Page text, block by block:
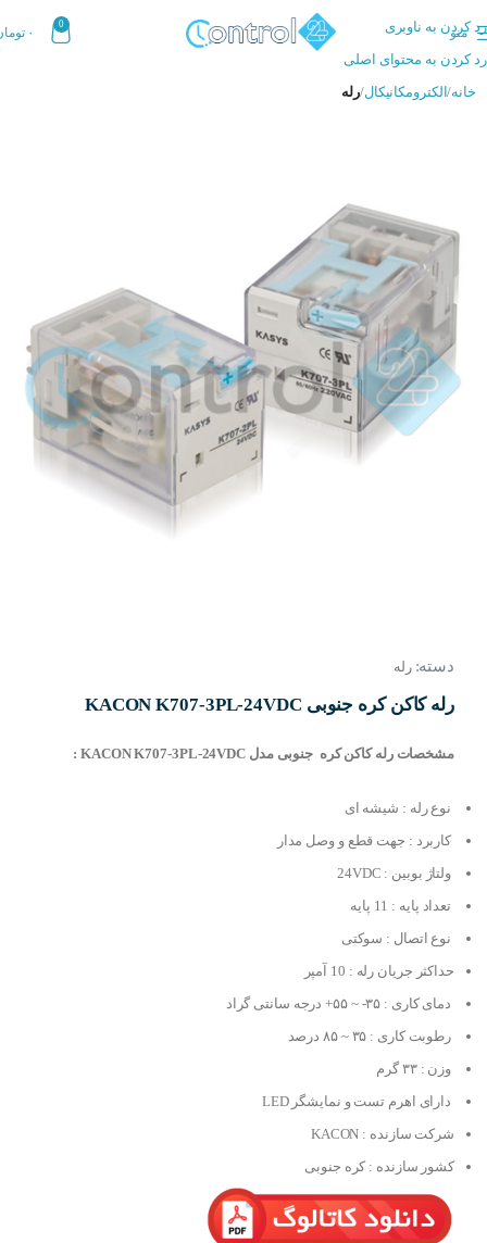
رد کردن به ناوبری
رد کردن به محتوای اصلی
منو
0
۰
خانه الکترومکانیکال رله
دسته: رله
رله کاکن کره جنوبی KACON K707-3PL-24VDC
مشخصات رله کاکن کره جنوبی مدل KACON K707-3PL-24VDC :
نوع رله : شیشه ای
کاربرد : جهت قطع و وصل مدار
ولتاژ بوبین : 24VDC
تعداد پایه : 11 پایه
نوع اتصال : سوکتی
حداکثر جریان رله : 10 آمپر
دمای کاری : ۳۵- ~ ۵۵+ درجه سانتی گراد
رطوبت کاری : ۳۵ ~ ۸۵ درصد
وزن : ۳۳ گرم
دارای اهرم تست و نمایشگر LED
شرکت سازنده : KACON
کشور سازنده : کره جنوبی